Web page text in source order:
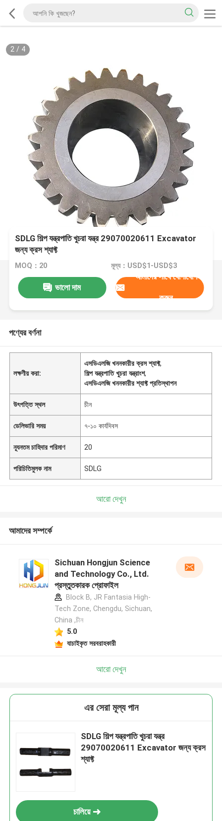
2/ 4
SDLG শিল্প যন্ত্রপাতি খুচরা যন্ত্র 29070020611 Excavator
জন্য ক্রস শ্যাফ্ট
MOQ：20 মূল্য：USD$1-USD$3
ভালো দাম
আমাদের সাথে যোগাযোগ
করুন
পণ্যের বর্ণনা
লক্ষণীয় করা:
এসডিএলজি খননকারীর ক্রস শ্যাফ্ট,
শিল্প যন্ত্রপাতি খুচরা যন্ত্রাংশ,
এসডিএলজি খননকারীর শ্যাফ্ট প্রতিস্থাপন
উৎপত্তি স্থল চীন
ডেলিভারি সময় ৭-১০ কার্যদিবস
ন্যূনতম চাহিদার পরিমাণ 20
পরিচিতিমুলক নাম SDLG
আরো দেখুন
আমাদের সম্পর্কে
Sichuan Hongjun Science
and Technology Co., Ltd.
প্রস্তুতকারক প্রোফাইল
Block B, JR Fantasia High-
Tech Zone, Chengdu, Sichuan,
China ,চীন
5.0
যাচাইকৃত সরবরাহকারী
আরো দেখুন
এর সেরা মূল্য পান
SDLG শিল্প যন্ত্রপাতি খুচরা যন্ত্র
29070020611 Excavator জন্য ক্রস
শ্যাফ্ট
চালিয়ে